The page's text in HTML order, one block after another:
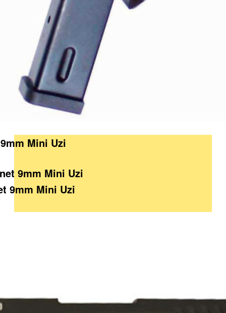
Mini Uzi
9mm Mini Uzi